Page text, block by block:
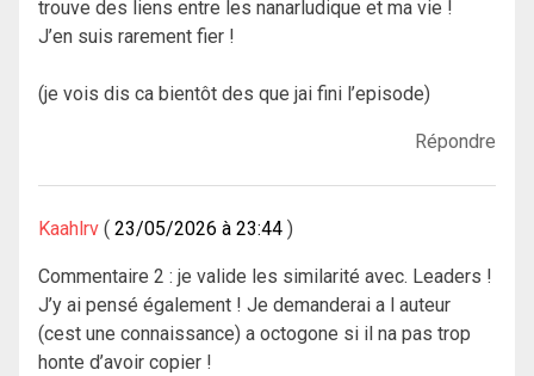
trouve des liens entre les nanarludique et ma vie !
J’en suis rarement fier !
(je vois dis ca bientôt des que jai fini l’episode)
Répondre
Kaahlrv 23/05/2026 à 23:44
Commentaire 2 : je valide les similarité avec. Leaders !
J’y ai pensé également ! Je demanderai a l auteur
(cest une connaissance) a octogone si il na pas trop
honte d’avoir copier !